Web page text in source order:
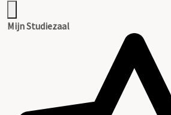
Mijn Studiezaal